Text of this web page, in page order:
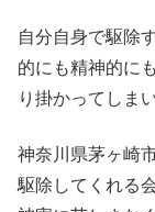
自分自身で駆除
的にも精神的に
り掛かってしま
神奈川県茅ヶ崎
駆除してくれる